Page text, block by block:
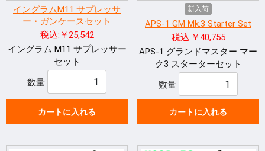
イングラムM11 サプレッサ
ー・ガンケースセット
税込:￥25,542
イングラム M11 サプレッサー
セット
数量
カートに入れる
新入荷
APS-1 GM Mk.3 Starter Set
税込:￥40,755
APS-1 グランドマスター マー
ク3 スターターセット
数量
カートに入れる